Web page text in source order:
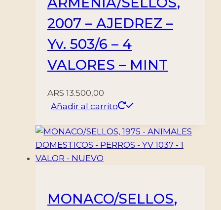
2007 – AJEDREZ –
Yv. 503/6 – 4
VALORES – MINT
ARS 13.500,00
Añadir al carrito
MONACO/SELLOS,